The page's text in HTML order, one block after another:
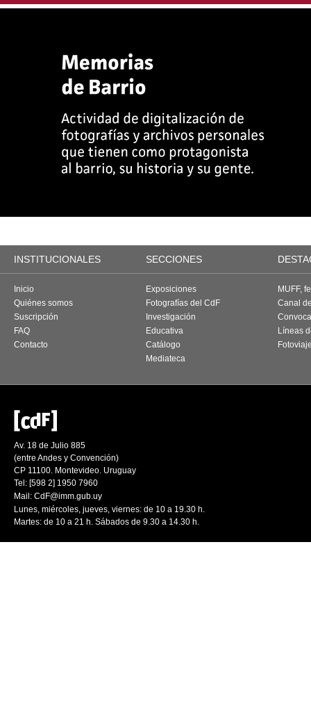
INSTITUCIONALES SECCIONES
Inicio
Quiénes somos
Suscripción
FAQ
Contacto
Exposiciones
Fotografías del CdF
Investigación
Educativa
Catálogo
Mediateca
MUFF,
Canal
Líneas
Av. 18 de Julio 885
(entre Andes y Convención)
CP 11100. Montevideo. Uruguay
Tel: [598 2] 1950 7960
Mail: CdF@imm.gub.uy
Lunes, miércoles, jueves, viernes: de 10 a 19.30 h.
Martes: de 10 a 21 h. Sábados de 9.30 a 14.30 h.